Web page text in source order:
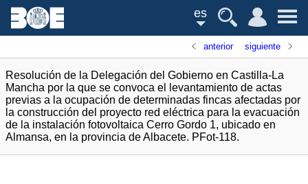
es
anterior siguiente
Resolución de la Delegación del Gobierno en Castilla-La
Mancha por la que se convoca el levantamiento de actas
previas a la ocupación de determinadas fincas afectadas por
la construcción del proyecto red eléctrica para la evacuación
de la instalación fotovoltaica Cerro Gordo 1, ubicado en
Almansa, en la provincia de Albacete. PFot-118.